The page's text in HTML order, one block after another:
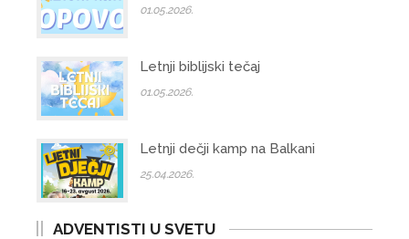
01.05.2026.
Letnji biblijski tečaj
01.05.2026.
Letnji dečji kamp na Balkani
25.04.2026.
ADVENTISTI U SVETU